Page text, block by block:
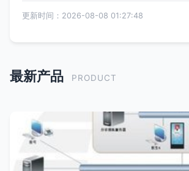
更新时间：2026-08-08 01:27:48
最新产品 PRODUCT